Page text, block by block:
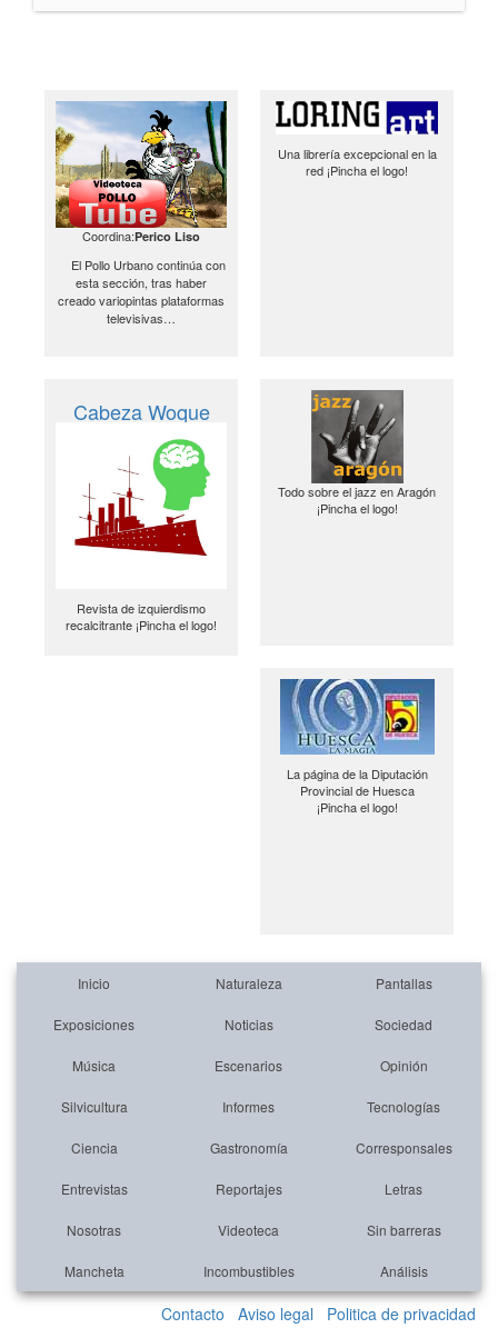
Coordina:Perico Liso
El Pollo Urbano continúa con
esta sección, tras haber
creado variopintas plataformas
televisivas…
Una librería excepcional en la
red ¡Pincha el logo!
Cabeza Woque
Revista de izquierdismo
recalcitrante ¡Pincha el logo!
Todo sobre el jazz en Aragón
¡Pincha el logo!
La página de la Diputación
Provincial de Huesca
¡Pincha el logo!
Inicio Naturaleza Pantallas
Exposiciones Noticias Sociedad
Música Escenarios Opinión
Silvicultura Informes Tecnologías
Ciencia Gastronomía Corresponsales
Entrevistas Reportajes Letras
Nosotras Videoteca Sin barreras
Mancheta Incombustibles Análisis
Contacto Aviso legal Politica de privacidad